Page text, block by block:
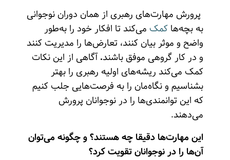
پرورش مهارت‌های رهبری از همان دوران نوجوانی
به بچه‌ها کمک می‌کند تا افکار خود را به‌طور
واضح و موثر بیان کنند، تعارض‌ها را مدیریت کنند
و در کار گروهی موفق باشند.آگاهی از این نکات
کمک می‌کند ریشه‌های اولیه رهبری را بهتر
بشناسیم و نگاه‌مان را به فرصت‌هایی جلب کنیم
که این توانمندی‌ها را در نوجوانان پرورش
می‌دهند.
این مهارت‌ها دقیقا چه هستند؟ و چگونه می‌توان
آن‌ها را در نوجوانان تقویت کرد؟